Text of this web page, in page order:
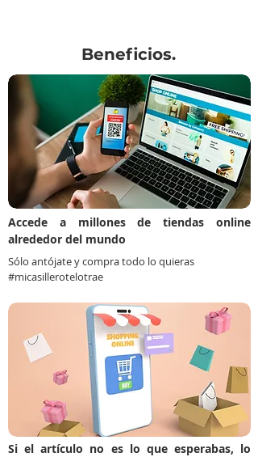
Beneficios.
Accede a millones de tiendas online
alrededor del mundo
Sólo antójate y compra todo lo quieras
#micasillerotelotrae
Si el artículo no es lo que esperabas, lo